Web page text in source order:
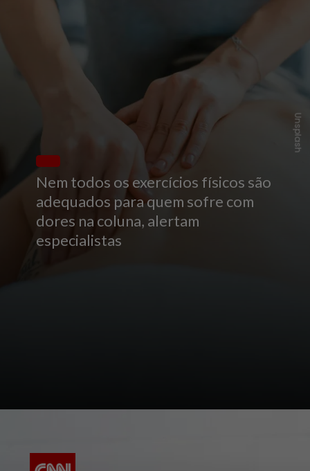
Nem todos os exercícios físicos são
adequados para quem sofre com
dores na coluna, alertam
especialistas
Unsplash